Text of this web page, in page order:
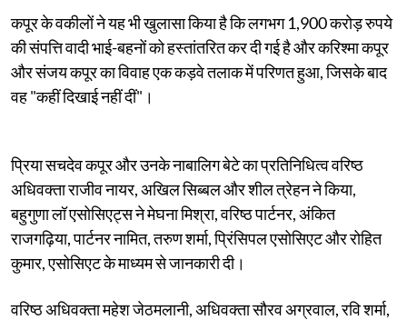
कपूर के वकीलों ने यह भी खुलासा किया है कि लगभग 1,900 करोड़ रुपये
की संपत्ति वादी भाई-बहनों को हस्तांतरित कर दी गई है और करिश्मा कपूर
और संजय कपूर का विवाह एक कड़वे तलाक में परिणत हुआ, जिसके बाद
वह "कहीं दिखाई नहीं दीं"।
प्रिया सचदेव कपूर और उनके नाबालिग बेटे का प्रतिनिधित्व वरिष्ठ
अधिवक्ता राजीव नायर, अखिल सिब्बल और शील त्रेहन ने किया,
बहुगुणा लॉ एसोसिएट्स ने मेघना मिश्रा, वरिष्ठ पार्टनर, अंकित
राजगढ़िया, पार्टनर नामित, तरुण शर्मा, प्रिंसिपल एसोसिएट और रोहित
कुमार, एसोसिएट के माध्यम से जानकारी दी।
वरिष्ठ अधिवक्ता महेश जेठमलानी, अधिवक्ता सौरव अग्रवाल, रवि शर्मा,